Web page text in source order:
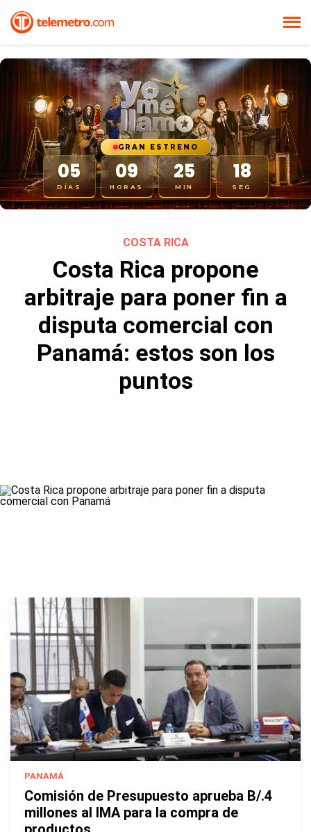
COSTA RICA
Costa Rica propone
arbitraje para poner fin a
disputa comercial con
Panamá: estos son los
puntos
PANAMÁ
Comisión de Presupuesto aprueba B/.4
millones al IMA para la compra de